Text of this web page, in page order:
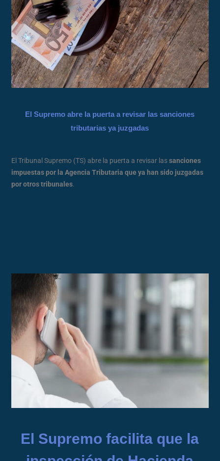
El Supremo abre la puerta a revisar las sanciones
tributarias ya juzgadas
El Tribunal Supremo (TS) abre la puerta a revisar lassanciones
impuestas por la Agencia Tributaria que ya han sido juzgadas
por otros tribunales.
El Supremo facilita que la